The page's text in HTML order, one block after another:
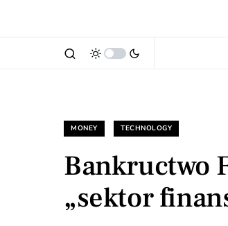
MONEY TECHNOLOGY
Bankructwo
„sektor